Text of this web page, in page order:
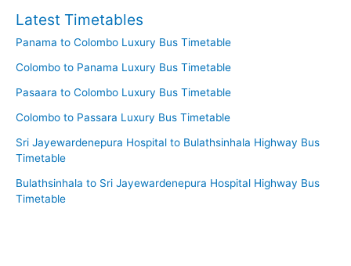
Latest Timetables
Panama to Colombo Luxury Bus Timetable
Colombo to Panama Luxury Bus Timetable
Pasaara to Colombo Luxury Bus Timetable
Colombo to Passara Luxury Bus Timetable
Sri Jayewardenepura Hospital to Bulathsinhala Highway Bus
Timetable
Bulathsinhala to Sri Jayewardenepura Hospital Highway Bus
Timetable